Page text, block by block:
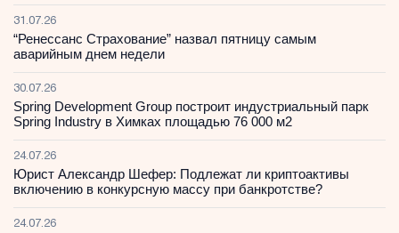
31.07.26
“Ренессанс Страхование” назвал пятницу самым
аварийным днем недели
30.07.26
Spring Development Group построит индустриальный парк
Spring Industry в Химках площадью 76 000 м2
24.07.26
Юрист Александр Шефер: Подлежат ли криптоактивы
включению в конкурсную массу при банкротстве?
24.07.26